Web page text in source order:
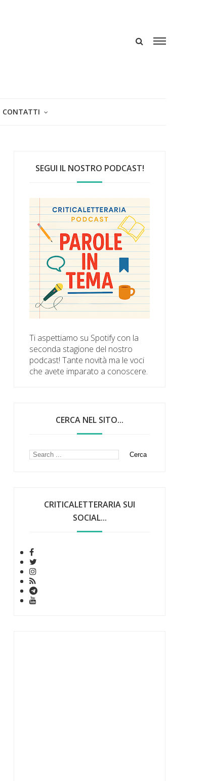
CONTATTI
SEGUI IL NOSTRO PODCAST!
Ti aspettiamo su Spotify con la
seconda stagione del nostro
podcast! Tante novità ma le voci
che avete imparato a conoscere.
CERCA NEL SITO...
CRITICALETTERARIA SUI
SOCIAL...